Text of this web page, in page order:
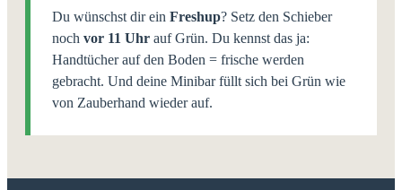
Du wünschst dir ein Freshup? Setz den Schieber
noch vor 11 Uhr auf Grün. Du kennst das ja:
Handtücher auf den Boden = frische werden
gebracht. Und deine Minibar füllt sich bei Grün wie
von Zauberhand wieder auf.